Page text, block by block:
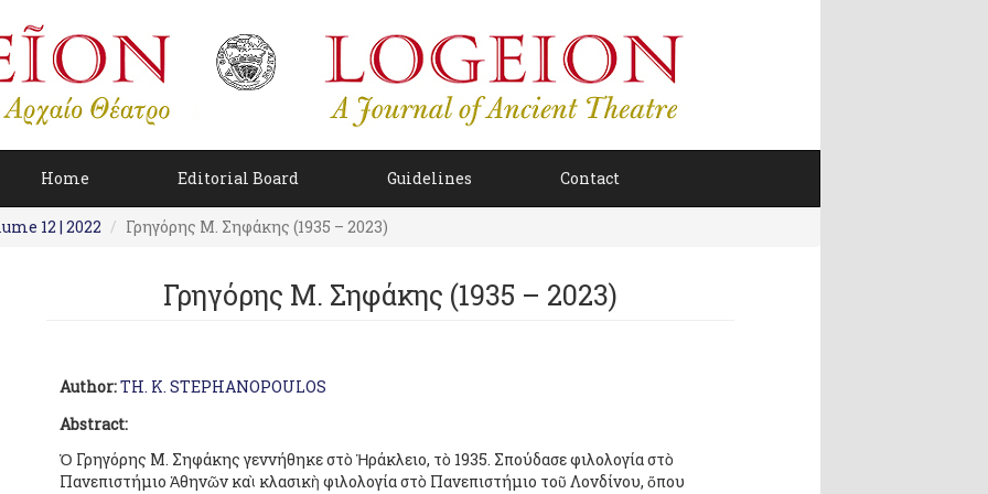
Home Editorial Board Guidelines Contact
12 | 2022 Γρηγόρης Μ. Σηφάκης (1935 – 2023)
Γρηγόρης Μ. Σηφάκης (1935 – 2023)
Author:TH. K. STEPHANOPOULOS
Abstract:
Ὁ Γρηγόρης Μ. Σηφάκης γεννήθηκε στὸ Ἡράκλειο, τὸ 1935. Σπούδασε φιλολογία στὸ
Πανεπιστήμιο Ἀθηνῶν καὶ κλασικὴ φιλο­λογία στὸ Πανεπιστήμιο τοῦ Λονδίνου, ὅπου